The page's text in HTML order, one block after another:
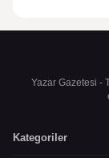
Yazar Gazetesi -
Kategoriler